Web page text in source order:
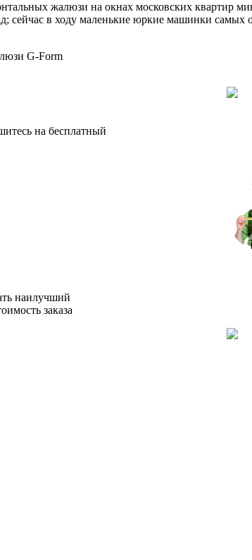
жалюзи на окнах московских
сейчас в ходу маленькие юркие машинки
на бесплатный
наилучший
заказа